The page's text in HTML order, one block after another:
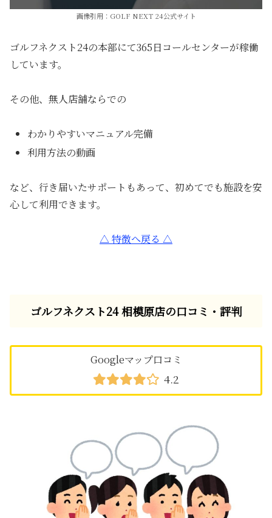
画像引用：GOLF NEXT 24公式サイト
ゴルフネクスト24の本部にて365日コールセンターが稼働
しています。
その他、無人店舗ならでの
わかりやすいマニュアル完備
利用方法の動画
など、行き届いたサポートもあって、初めてでも施設を安
心して利用できます。
△ 特徴へ戻る △
ゴルフネクスト24 相模原店の口コミ・評判
Googleマップ口コミ
4.2